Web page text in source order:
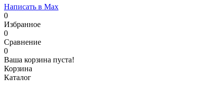
Написать в Max
0
Избранное
0
Сравнение
0
Ваша корзина пуста!
Корзина
Каталог